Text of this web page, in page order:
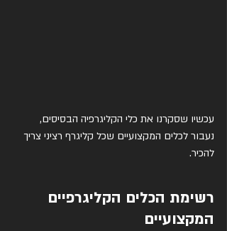
עכשיו שסקרנו את כלי הקליגרפיה הבסיסים,
נעבור לכלים המקצועיים שכל קליגרף רציני צריך
להכיר.
רשימת הכלים הקליגרפיים
המקצועיים